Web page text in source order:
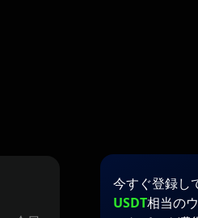
今すぐ登録し
USDT相当の